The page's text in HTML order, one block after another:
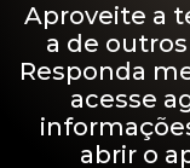
Aproveite a
a de
Responda
acesse
abrir o